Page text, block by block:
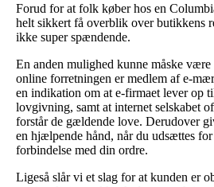
Forud for at folk køber hos en
helt sikkert få overblik over butikkens
ikke super spændende.
En anden mulighed kunne måske
online forretningen er medlem af e-
en indikation om at e-firmaet lever op
lovgivning, samt at internet selskabet
forstår de gældende love. Derudover
en hjælpende hånd, når du udsættes
forbindelse med din ordre.
Ligeså slår vi et slag for at kunden er